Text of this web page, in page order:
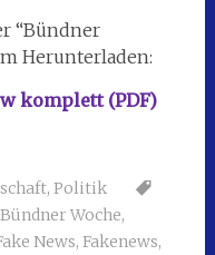
“Bündner
Herunterladen:
komplett (PDF)
, Politik
Bündner Woche,
News, Fakenews,